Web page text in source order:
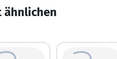
ähnlichen